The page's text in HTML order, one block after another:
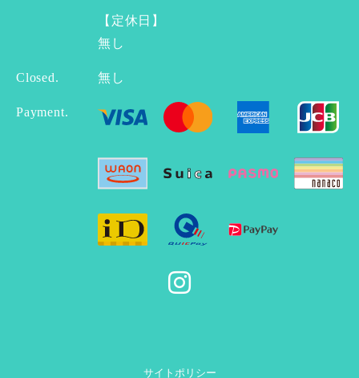
【定休日】
無し
Closed. 無し
Payment.
サイトポリシー